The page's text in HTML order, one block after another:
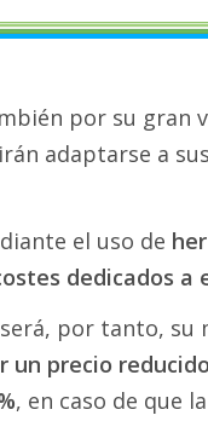
por su
adaptarse a
el uso de
dedicados a
por tanto,
un precio
, en caso de que